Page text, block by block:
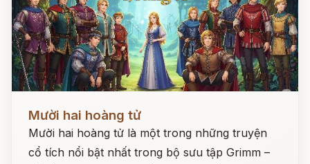
Mười hai hoàng tử
Mười hai hoàng tử là một trong những truyện
cổ tích nổi bật nhất trong bộ sưu tập Grimm –